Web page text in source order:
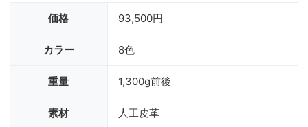
価格 93,500円
カラー 8色
重量 1,300g前後
素材 人工皮革